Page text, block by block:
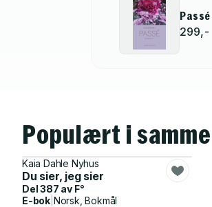
Passé
299,-
Populært i
Kaia Dahle Nyhus
Du sier, jeg sier
Del 387 av F°
E-bok Norsk, Bokmål